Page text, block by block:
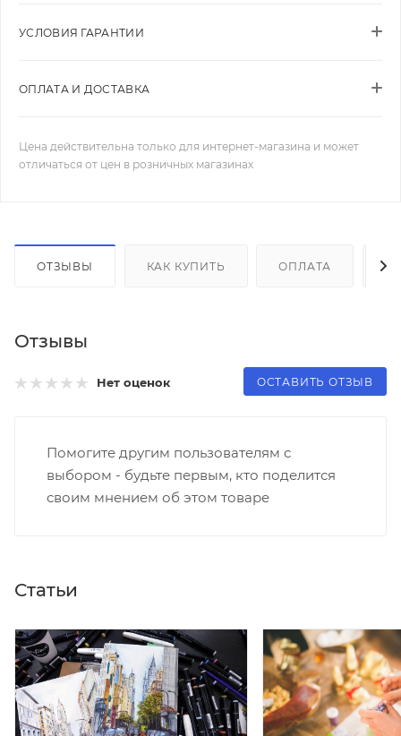
УСЛОВИЯ ГАРАНТИИ
ОПЛАТА И ДОСТАВКА
Цена действительна только для интернет-магазина и может
отличаться от цен в розничных магазинах
ОТЗЫВЫ КАК КУПИТЬ ОПЛАТА
Отзывы
Нет оценок ОСТАВИТЬ ОТЗЫВ
Помогите другим пользователям с
выбором - будьте первым, кто поделится
своим мнением об этом товаре
Статьи